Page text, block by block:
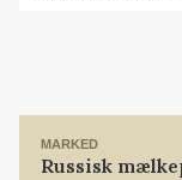
MARKED
Russisk